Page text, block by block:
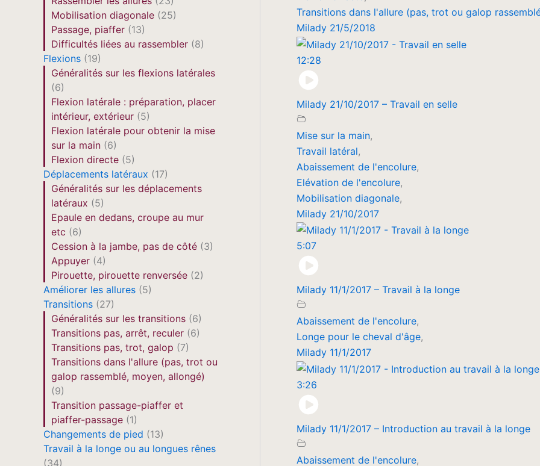
Mobilisation diagonale (25)
Passage, piaffer (13)
Difficultés liées au rassembler (8)
Flexions (19)
Généralités sur les flexions latérales
(6)
Flexion latérale : préparation, placer
intérieur, extérieur (5)
Flexion latérale pour obtenir la mise
sur la main (6)
Flexion directe (5)
Déplacements latéraux (17)
Généralités sur les déplacements
latéraux (5)
Epaule en dedans, croupe au mur
etc (6)
Cession à la jambe, pas de côté (3)
Appuyer (4)
Pirouette, pirouette renversée (2)
Améliorer les allures (5)
Transitions (27)
Généralités sur les transitions (6)
Transitions pas, arrêt, reculer (6)
Transitions pas, trot, galop (7)
Transitions dans l'allure (pas, trot ou
galop rassemblé, moyen, allongé)
(9)
Transition passage-piaffer et
piaffer-passage (1)
Changements de pied (13)
Travail à la longe ou au longues rênes
(34)
Transitions dans l'allure (pas, trot ou galop
Milady 21/5/2018
12:28
Milady 21/10/2017 – Travail en selle
Mise sur la main,
Travail latéral,
Abaissement de l'encolure,
Elévation de l'encolure,
Mobilisation diagonale,
Milady 21/10/2017
5:07
Milady 11/1/2017 – Travail à la longe
Abaissement de l'encolure,
Longe pour le cheval d'âge,
Milady 11/1/2017
3:26
Milady 11/1/2017 – Introduction au travail à la longe
Abaissement de l'encolure,